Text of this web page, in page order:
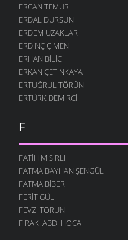
ERCAN TEMUR
ERDAL DURSUN
ERDEM UZAKLAR
ERDINÇ ÇIMEN
ERHAN BILICI
ERKAN ÇETINKAYA
ERTUĞRUL TÖRÜN
ERTÜRK DEMIRCI
F
FATIH MISIRLI
FATMA BAYHAN ŞENGÜL
FATMA BIBER
FERIT GÜL
FEVZI TORUN
FIRAKI ABDI HOCA